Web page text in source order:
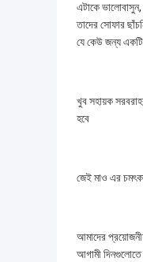
এটাকে
তাদের সোফার
যে কেউ জন্য
খুব সহায়ক
হবে
জেই মাও এর
আমাদের
আগামী